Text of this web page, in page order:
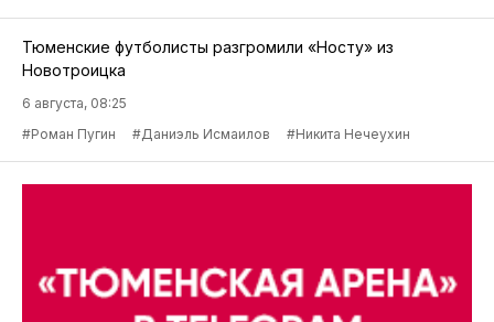
Тюменские футболисты разгромили «Носту» из
Новотроицка
6 августа, 08:25
#Роман Пугин
#Даниэль Исмаилов #Никита Нечеухин